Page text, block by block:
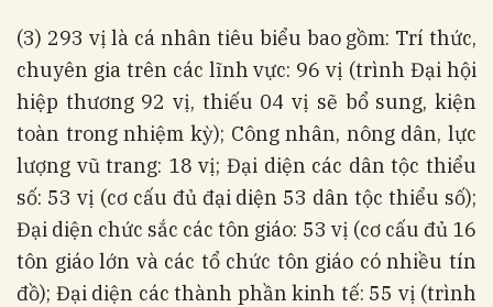
(3) 293 vị là cá nhân tiêu biểu bao gồm: Trí thức,
chuyên gia trên các lĩnh vực: 96 vị (trình Đại hội
hiệp thương 92 vị, thiếu 04 vị sẽ bổ sung, kiện
toàn trong nhiệm kỳ); Công nhân, nông dân, lực
lượng vũ trang: 18 vị; Đại diện các dân tộc thiểu
số: 53 vị (cơ cấu đủ đại diện 53 dân tộc thiểu số);
Đại diện chức sắc các tôn giáo: 53 vị (cơ cấu đủ 16
tôn giáo lớn và các tổ chức tôn giáo có nhiều tín
đồ); Đại diện các thành phần kinh tế: 55 vị (trình